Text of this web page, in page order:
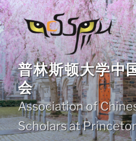
Skip
to
content
普林斯顿大学中
会
Association of
Scholars at